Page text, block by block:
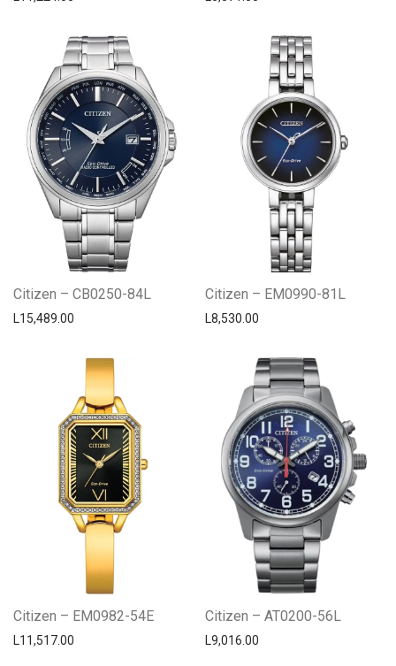
Citizen – CB0250-84L
L15,489.00
Citizen – EM0990-81L
L8,530.00
Citizen – EM0982-54E
L11,517.00
Citizen – AT0200-56L
L9,016.00